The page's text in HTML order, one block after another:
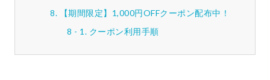
【期間限定】1,000円OFFクーポン配布中！
クーポン利用手順